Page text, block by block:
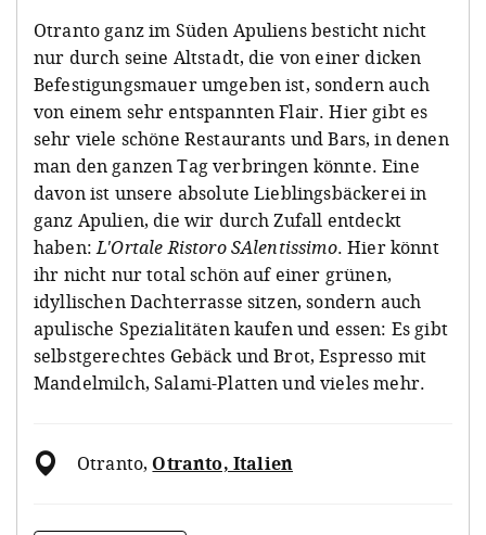
Otranto ganz im Süden Apuliens besticht nicht
nur durch seine Altstadt, die von einer dicken
Befestigungsmauer umgeben ist, sondern auch
von einem sehr entspannten Flair. Hier gibt es
sehr viele schöne Restaurants und Bars, in denen
man den ganzen Tag verbringen könnte. Eine
davon ist unsere absolute Lieblingsbäckerei in
ganz Apulien, die wir durch Zufall entdeckt
haben:L'Ortale Ristoro SAlentissimo. Hier könnt
ihr nicht nur total schön auf einer grünen,
idyllischen Dachterrasse sitzen, sondern auch
apulische Spezialitäten kaufen und essen: Es gibt
selbstgerechtes Gebäck und Brot, Espresso mit
Mandelmilch, Salami-Platten und vieles mehr.
Otranto, Otranto, Italien